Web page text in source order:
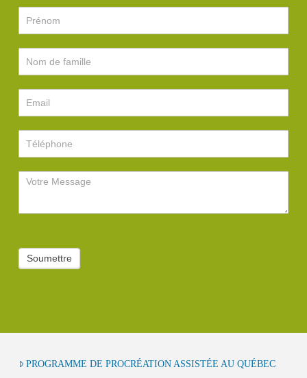
French
Soumettre
PROGRAMME DE PROCRÉATION ASSISTÉE AU QUÉBEC